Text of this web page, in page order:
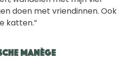
doen met vriendinnen. Ook
katten.”
Manège